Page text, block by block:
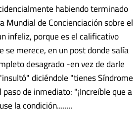
habiendo terminado
Mundial de Concienciación sobre el
infeliz, porque es el calificativo
se merece, en un post donde salía
desagrado -en vez de darle
diciéndole "tienes Síndrome
de inmediato: "¡Increíble que a
la condición........